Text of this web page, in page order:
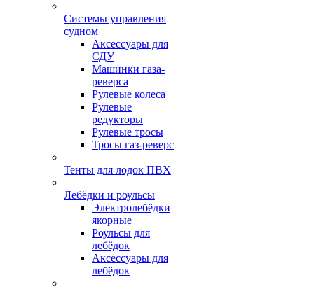
Системы управления
судном
Аксессуары для
СДУ
Машинки газа-
реверса
Рулевые колеса
Рулевые
редукторы
Рулевые тросы
Тросы газ-реверс
Тенты для лодок ПВХ
Лебёдки и роульсы
Электролебёдки
якорные
Роульсы для
лебёдок
Аксессуары для
лебёдок